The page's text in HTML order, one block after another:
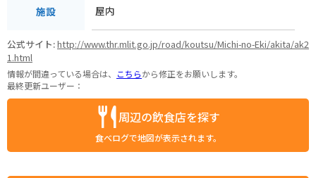
施設 屋内
公式サイト:http://www.thr.mlit.go.jp/road/koutsu/Michi-no-Eki/akita/ak2
1.html
情報が間違っている場合は、 こちらから修正をお願いします。
最終更新ユーザー：
周辺の飲食店を探す
食べログで地図が表示されます。